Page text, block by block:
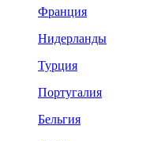
Франция
Нидерланды
Турция
Португалия
Бельгия